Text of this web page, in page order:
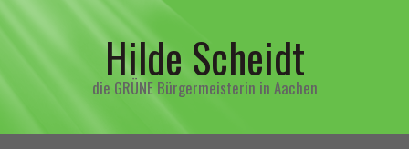
Hilde Scheidt
die GRÜNE Bürgermeisterin in Aachen